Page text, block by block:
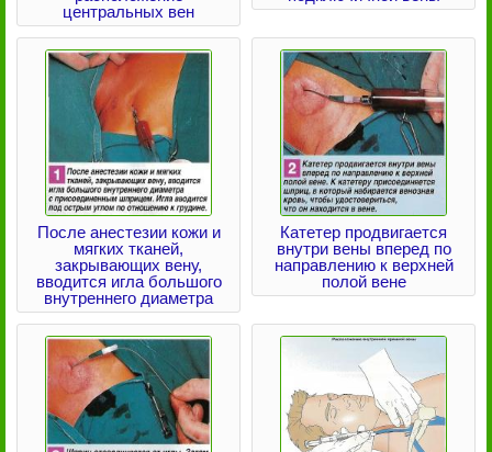
центральных вен
После анестезии кожи и
мягких тканей,
закрывающих вену,
вводится игла большого
внутреннего диаметра
Катетер продвигается
внутри вены вперед по
направлению к верхней
полой вене